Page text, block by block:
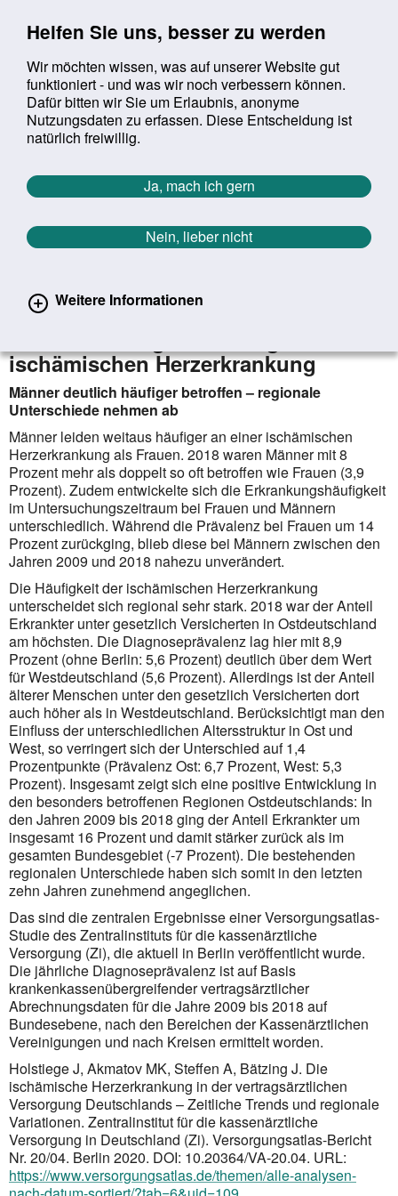
Helfen Sie uns, besser zu werden
Wir möchten wissen, was auf unserer Website gut
funktioniert - und was wir noch verbessern können.
Dafür bitten wir Sie um Erlaubnis, anonyme
Nutzungsdaten zu erfassen. Diese Entscheidung ist
natürlich freiwillig.
Ja, mach ich gern
Nein, lieber nicht
Weitere Informationen
Suchbegriff:
Sie befinden sich hier:
Startseite Aktuelles Aktuelle Meldungen
Aktuelle Meldungen
Zurück zur Übersicht erster
vorheriger
1486/1627
Zi veröffentlicht Versorgungsatlas-
ischämischen Herzerkrankung
Männer deutlich häufiger betroffen – regionale
Unterschiede nehmen ab
Männer leiden weitaus häufiger an einer ischämischen
Herzerkrankung als Frauen. 2018 waren Männer mit 8
Prozent mehr als doppelt so oft betroffen wie Frauen (3,9
Prozent). Zudem entwickelte sich die Erkrankungs­häufigkeit
im Unter­suchungs­zeit­raum bei Frauen und Männern
unterschiedlich. Während die Prävalenz bei Frauen um 14
Prozent zurück­ging, blieb diese bei Männern zwischen den
Jahren 2009 und 2018 nahezu unverändert.
Die Häufigkeit der ischämischen Herzerkrankung
unterscheidet sich regional sehr stark. 2018 war der Anteil
Erkrankter unter gesetzlich Versicherten in Ostdeutschland
am höchsten. Die Diagnoseprävalenz lag hier mit 8,9
Prozent (ohne Berlin: 5,6 Prozent) deutlich über dem Wert
für Westdeutschland (5,6 Prozent). Allerdings ist der Anteil
älterer Menschen unter den gesetzlich Versicherten dort
auch höher als in Westdeutschland. Berücksichtigt man den
Einfluss der unterschiedlichen Altersstruktur in Ost und
West, so verringert sich der Unterschied auf 1,4
Prozentpunkte (Prävalenz Ost: 6,7 Prozent, West: 5,3
Prozent). Insgesamt zeigt sich eine positive Entwicklung in
den besonders betroffenen Regionen Ostdeutschlands: In
den Jahren 2009 bis 2018 ging der Anteil Erkrankter um
insgesamt 16 Prozent und damit stärker zurück als im
gesamten Bundesgebiet (-7 Prozent). Die bestehenden
regionalen Unterschiede haben sich somit in den letzten
zehn Jahren zunehmend angeglichen.
Das sind die zentralen Ergebnisse einer Versorgungsatlas-
Studie des Zentralinstituts für die kassen­ärzt­liche
Versorgung (Zi), die aktuell in Berlin veröffentlicht wurde.
Die jährliche Diagnoseprävalenz ist auf Basis
krankenkassenübergreifender vertragsärztlicher
Abrechnungsdaten für die Jahre 2009 bis 2018 auf
Bundesebene, nach den Bereichen der Kassenärztlichen
Vereinigungen und nach Kreisen ermittelt worden.
Holstiege J, Akmatov MK, Steffen A, Bätzing J. Die
ischämische Herzerkrankung in der vertragsärztlichen
Versorgung Deutschlands – Zeitliche Trends und regionale
Variationen. Zentralinstitut für die kassenärztliche
Versorgung in Deutschland (Zi). Versorgungsatlas-Bericht
Nr. 20/04. Berlin 2020. DOI: 10.20364/VA-20.04. URL:
https://www.versorgungsatlas.de/themen/alle-analysen-